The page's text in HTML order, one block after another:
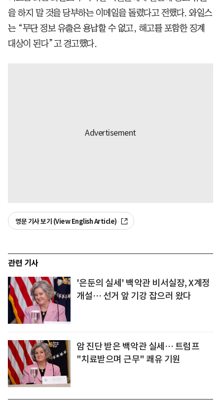
을 하지 말 것을 당부하는 이메일을 돌렸다고 전했다. 와일스
는 “무단 정보 유출은 용납할 수 없고, 해고를 포함한 징계
대상이 된다”고 경고했다.
영문 기사 보기 (View English Article)
관련 기사
'은둔의 실세' 백악관 비서실장, X계정
개설… 선거 앞 기강 잡으러 왔다
암 진단 받은 백악관 실세… 트럼프
"치료받으며 근무" 쾌유 기원